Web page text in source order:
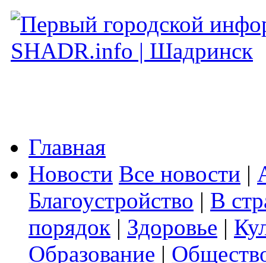
Главная
Новости Все новости |
Благоустройство | В
порядок | Здоровье |
Образование |